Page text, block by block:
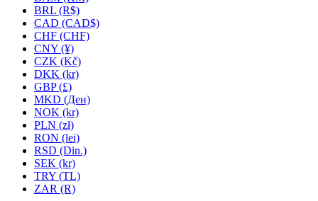
BRL (R$)
CAD (CAD$)
CHF (CHF)
CNY (¥)
CZK (Kč)
DKK (kr)
GBP (£)
MKD (Ден)
NOK (kr)
PLN (zł)
RON (lei)
RSD (Din.)
SEK (kr)
TRY (TL)
ZAR (R)